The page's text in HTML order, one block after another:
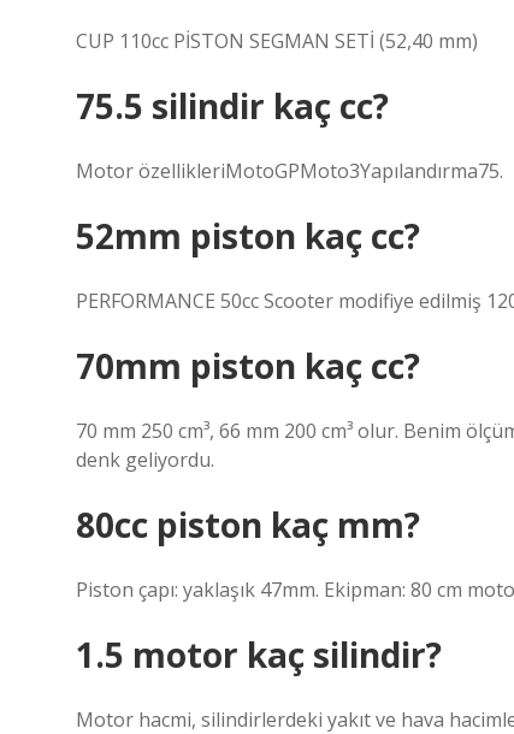
CUP 110cc PİSTON SEGMAN SETİ (52,40 mm)
75.5 silindir kaç cc?
Motor özellikleriMotoGPMoto3Yapılandırma75.
52mm piston kaç cc?
PERFORMANCE 50cc Scooter modifiye edilmiş
70mm piston kaç cc?
70 mm 250 cm³, 66 mm 200 cm³ olur. Benim
denk geliyordu.
80cc piston kaç mm?
Piston çapı: yaklaşık 47mm. Ekipman: 80 cm
1.5 motor kaç silindir?
Motor hacmi, silindirlerdeki yakıt ve hava